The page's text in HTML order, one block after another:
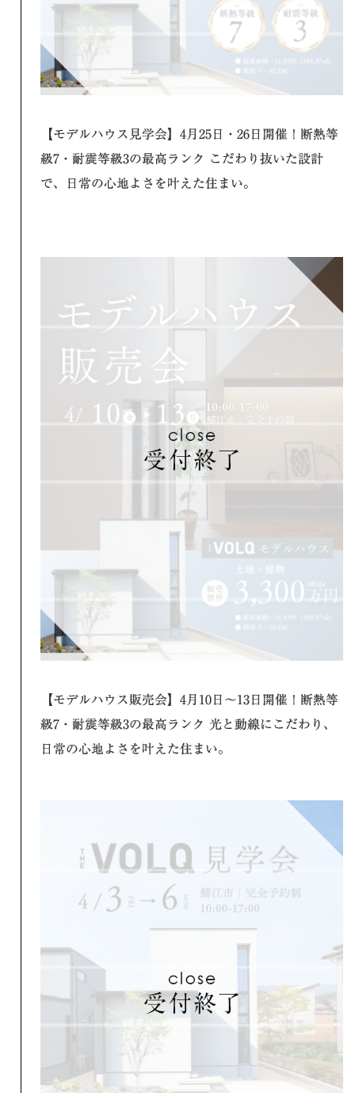
【モデルハウス見学会】4月25日・26日開催！断熱等
級7・耐震等級3の最高ランク こだわり抜いた設計
で、日常の心地よさを叶えた住まい。
【モデルハウス販売会】4月10日～13日開催！断熱等
級7・耐震等級3の最高ランク 光と動線にこだわり、
日常の心地よさを叶えた住まい。